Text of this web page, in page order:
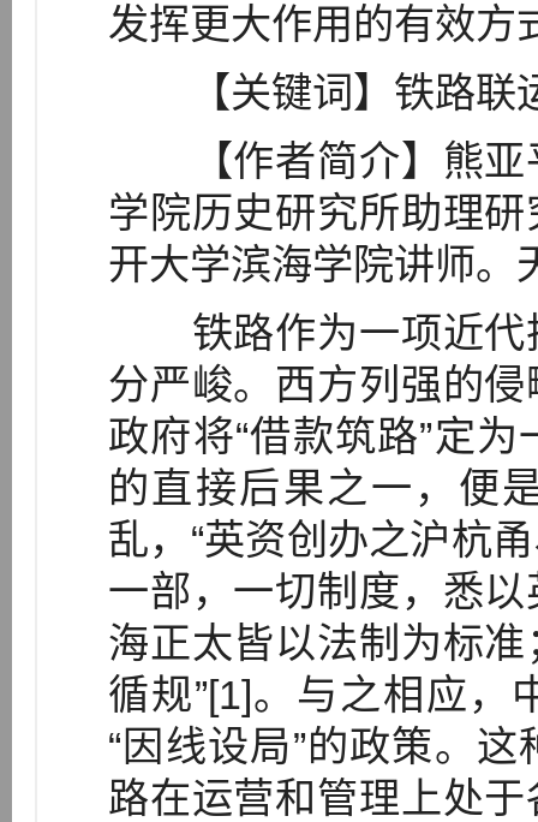
发挥更大作用的有效方
【关键词】铁路联
【作者简介】熊亚
学院历史研究所助理
开大学滨海学院讲师。
铁路作为一项近代
分严峻。西方列强的
政府将“借款筑路”定
的直接后果之一，便
乱，“英资创办之沪杭
一部，一切制度，悉
海正太皆以法制为标
循规”[1]。与之相应，
“因线设局”的政策。
路在运营和管理上处